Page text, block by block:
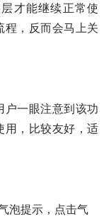
才能继续正常使
程，反而会马上关
户一眼注意到该功
用，比较友好，适
泡提示，点击气